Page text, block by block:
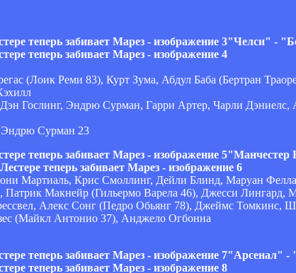
"Челси" -
(Лоик Реми 83), Курт Зума, Абдул Баба (Бертран
Гослинг, Эндрю Сурман, Гарри Артер, Чарли
Эндрю Сурман 23
"Манчестер
Мартиаль, Крис Смоллинг, Дейли Блинд, Маруан
Макнейр (Гильермо Варела 46), Джесси Лингард,
Алекс Сонг (Педро Обьянг 78), Джеймс Томкинс,
(Майкл Антонио 37), Анджело Огбонна
"Арсенал" -